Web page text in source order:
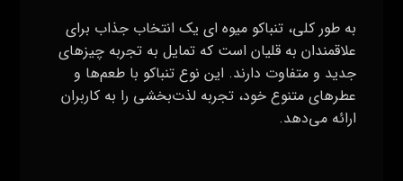
به طور کلی، تنباکو میوه ای یک انتخاب جذاب برای
علاقمندان به قلیان است که تمایل به تجربه چیزهای
جدید و متفاوت دارند. این نوع تنباکو با طعم‌ها و
عطرهای متنوع خود، تجربه لذت‌بخشی را به کاربران
ارائه می‌دهد.